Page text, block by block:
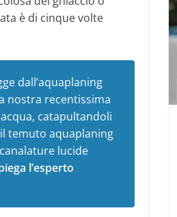
è di cinque volte
dall’aquaplaning
nostra recentissima
catapultandoli
temuto aquaplaning
lucide
l’esperto